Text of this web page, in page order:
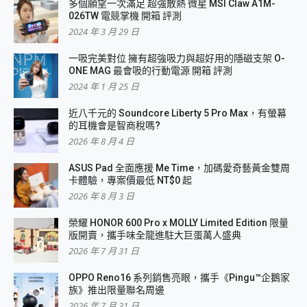
多個願望一次滿足 超強散熱 微星 MSI Claw A1M-
026TW 電競掌機 開箱 評測
2024 年 3 月 29 日
一吸完美對位 擁有超強吸力與超好用的隱磁支架 O-
ONE MAG 最會吸的行動電源 開箱 評測
2024 年 1 月 25 日
近八千元的 Soundcore Liberty 5 Pro Max，有螢幕
的耳機會是智商稅嗎?
2026 年 8 月 4 日
ASUS Pad 全面應援 Me Time，加碼愛奇藝黃金雙周
卡體驗，專案價最低 NT$0 起
2026 年 8 月 3 日
榮耀 HONOR 600 Pro x MOLLY Limited Edition 限量
版開賣，攜手味全龍進駐大巨蛋萬人盛典
2026 年 7 月 31 日
OPPO Reno16 系列銷售亮眼，攜手《Pingu™企鵝家
族》推出限量聯名周邊